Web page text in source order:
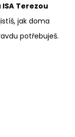
Terezou
jak doma
potřebuješ.